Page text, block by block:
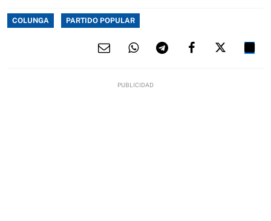
COLUNGA PARTIDO POPULAR